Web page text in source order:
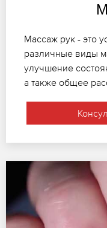
Массаж рук - это
различные виды
улучшение
а также общее